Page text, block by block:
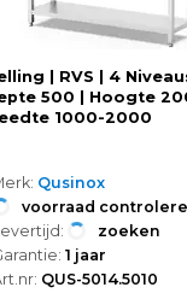
| RVS | 4
500 | Hoogte
1000-2000
Qusinox
voorraad
zoeken
1 jaar
QUS-5014.5010